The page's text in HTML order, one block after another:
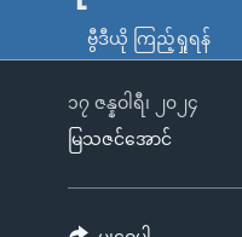
သည့်
ကမ္ဘာ့သတင်းများ
နိုင်ငံတကာ
အမေရိကန်
တရုတ်
အစ္စရေး-ပါလက်စတိုင်း
သတင်းလွတ်လပ်ခွင့်
ရပ်ဝန်းတခု လမ်းတခု အ
အင်္ဂလိပ်စာလေ့လာမယ်
လာ
ဗွီဒီယို ကြည့်ရှုရန်
၁၇ ဇန္နဝါရီ၊ ၂၀၂၄
မြသဇင်အောင်